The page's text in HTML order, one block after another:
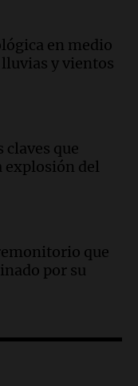
un
panificados
al ir al
en medio
y vientos
claves que
explosión del
que
por su